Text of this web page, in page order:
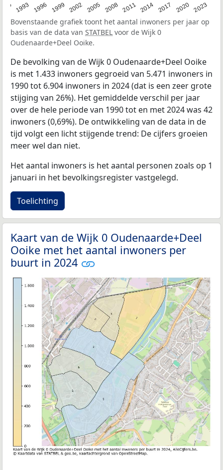
1993 1996 1999 2002 2005 2008 2011 2014 2017 2020 2023
Bovenstaande grafiek toont het aantal inwoners per jaar op
basis van de data van STATBEL voor de Wijk 0
Oudenaarde+Deel Ooike.
De bevolking van de Wijk 0 Oudenaarde+Deel Ooike
is met 1.433 inwoners gegroeid van 5.471 inwoners in
1990 tot 6.904 inwoners in 2024 (dat is een zeer grote
stijging van 26%). Het gemiddelde verschil per jaar
over de hele periode van 1990 tot en met 2024 was 42
inwoners (0,69%). De ontwikkeling van de data in de
tijd volgt een licht stijgende trend: De cijfers groeien
meer wel dan niet.
Het aantal inwoners is het aantal personen zoals op 1
januari in het bevolkingsregister vastgelegd.
Toelichting
Kaart van de Wijk 0 Oudenaarde+Deel
Ooike met het aantal inwoners per
buurt in 2024